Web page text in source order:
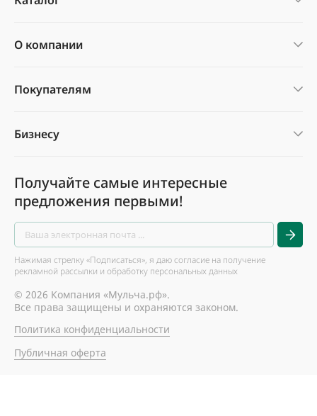
О компании
Покупателям
Бизнесу
Получайте самые интересные
предложения первыми!
Нажимая стрелку «Подписаться», я даю согласие на получение
рекламной рассылки и обработку персональных данных
© 2026 Компания «Мульча.рф».
Все права защищены и охраняются законом.
Политика конфиденциальности
Публичная оферта